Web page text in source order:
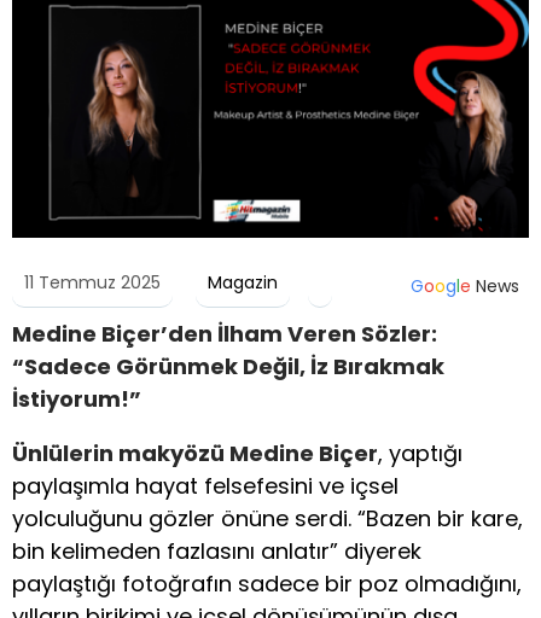
11 Temmuz 2025 Magazin Google News
Medine Biçer’den İlham Veren Sözler:
“Sadece Görünmek Değil, İz Bırakmak
İstiyorum!”
Ünlülerin makyözü Medine Biçer, yaptığı
paylaşımla hayat felsefesini ve içsel
yolculuğunu gözler önüne serdi. “Bazen bir kare,
bin kelimeden fazlasını anlatır” diyerek
paylaştığı fotoğrafın sadece bir poz olmadığını,